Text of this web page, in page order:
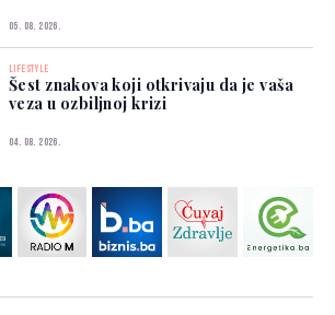
05. 08. 2026.
LIFESTYLE
Šest znakova koji otkrivaju da je vaša
veza u ozbiljnoj krizi
04. 08. 2026.